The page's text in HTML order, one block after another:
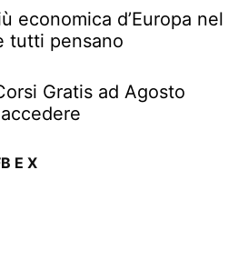
economica d’Europa nel
tutti pensano
Gratis ad Agosto
E X